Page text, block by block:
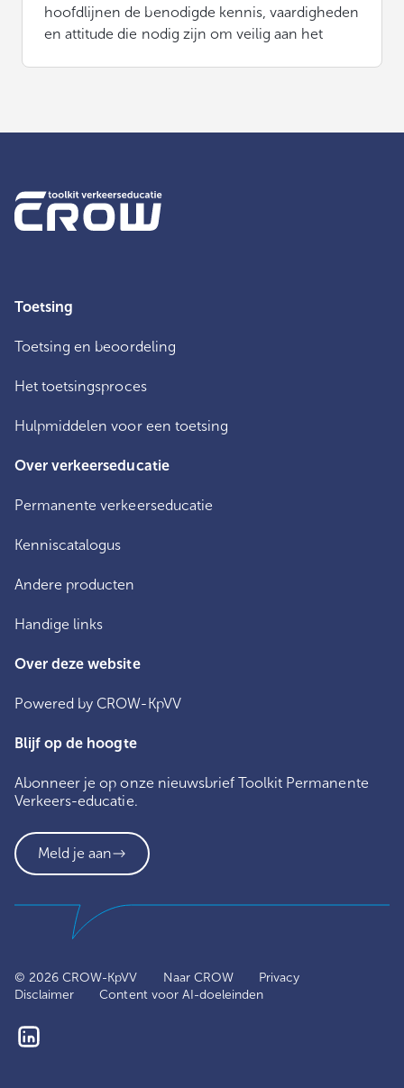
hoofdlijnen de benodigde kennis, vaardigheden
en attitude die nodig zijn om veilig aan het
Toetsing
Toetsing en beoordeling
Het toetsingsproces
Hulpmiddelen voor een toetsing
Over verkeerseducatie
Permanente verkeerseducatie
Kenniscatalogus
Andere producten
Handige links
Over deze website
Powered by CROW-KpVV
Blijf op de hoogte
Abonneer je op onze nieuwsbrief Toolkit Permanente
Verkeers-educatie.
Meld je aan
© 2026 CROW-KpVV Naar CROW
Privacy
Disclaimer
Content voor AI-doeleinden